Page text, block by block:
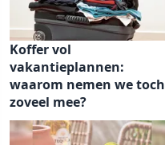
Koffer vol
vakantieplannen:
waarom nemen we toch
zoveel mee?